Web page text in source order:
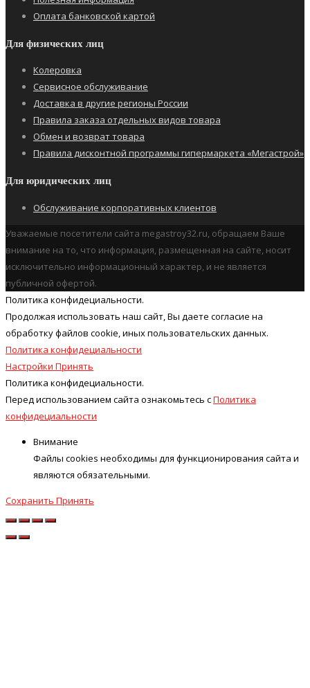
Оплата банковской картой
Для физических лиц
Колеровка
Сервисное обслуживание
Доставка в другие регионы России
Правила заказа отдельных видов товара
Обмен и возврат товара
Правила дисконтной программы гипермаркета «Мегастрой»
Для юридических лиц
Обслуживание корпоративных клиентов
Уважаемые посетители сайта megastroy32.ru, обращаем Ваше
внимание на то, что информация, размещенная на сайте, носит
исключительно информационный характер, и не является
публичной офертой.
Политика конфидециальности.
Продолжая использовать наш cайт, Вы даете согласие на
обработку файлов cookie, иных пользовательских данных.
Политика конфидециальности
Настройки Принять
Политика конфидециальности.
Перед использованием сайта ознакомьтесь сПолитика
конфидециальности
Внимание
Файлы cookies необходимы для функционирования сайта и
являются обязательными.
Сохранить Принять